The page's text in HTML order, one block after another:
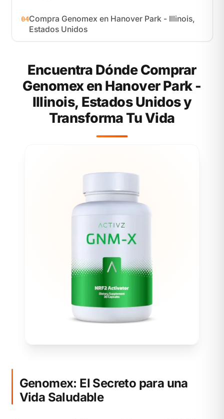
04Compra Genomex en Hanover Park - Illinois,
Estados Unidos
Encuentra Dónde Comprar
Genomex en Hanover Park -
Illinois, Estados Unidos y
Transforma Tu Vida
Genomex: El Secreto para una
Vida Saludable